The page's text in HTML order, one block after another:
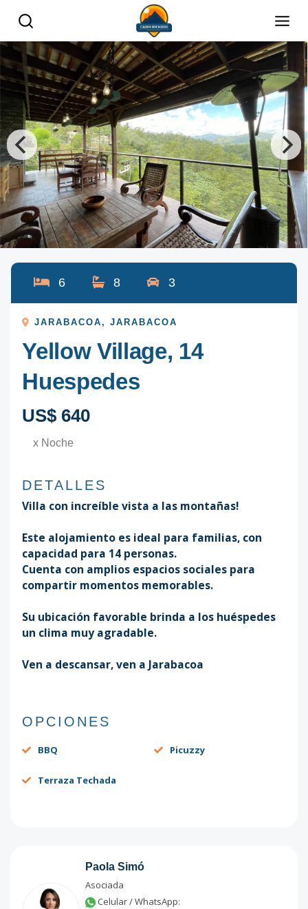
6 8 3
JARABACOA ,JARABACOA
Yellow Village, 14
Huespedes
US$ 640
x Noche
DETALLES
Villa con increíble vista a las montañas!
Este alojamiento es ideal para familias, con
capacidad para 14 personas.
Cuenta con amplios espacios sociales para
compartir momentos memorables.
Su ubicación favorable brinda a los huéspedes
un clima muy agradable.
Ven a descansar, ven a Jarabacoa
OPCIONES
BBQ Picuzzy
Terraza Techada
Paola Simó
Asociada
Celular / WhatsApp: